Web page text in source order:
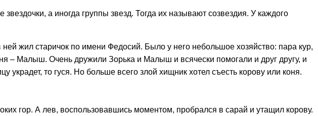
а иногда группы звезд. Тогда их называют созвездия. У каждого
жил старичок по имени Федосий. Было у него небольшое хозяйство: пара кур,
– Малыш. Очень дружили Зорька и Малыш и всячески помогали и друг другу, и
то гуся. Но больше всего злой хищник хотел съесть корову или коня.
гор. А лев, воспользовавшись моментом, пробрался в сарай и утащил корову.